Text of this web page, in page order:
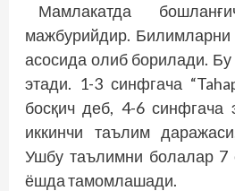
Мамлакатда
мажбурийдир. Билимларни
асосида олиб борилади.
этади. 1-3 синфгача
босқич деб, 4-6 синфгача
иккинчи таълим
Ушбу таълимни болалар
ёшда тамомлашади.